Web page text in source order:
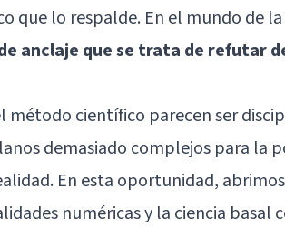
que lo respalde. En el mundo de
anclaje que se trata de refutar
método científico parecen ser
demasiado complejos para la
En esta oportunidad,
numéricas y la ciencia basal